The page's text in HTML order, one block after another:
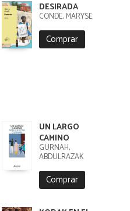
DESIRADA
CONDE, MARYSE
Comprar
UN LARGO
CAMINO
GURNAH,
ABDULRAZAK
Comprar